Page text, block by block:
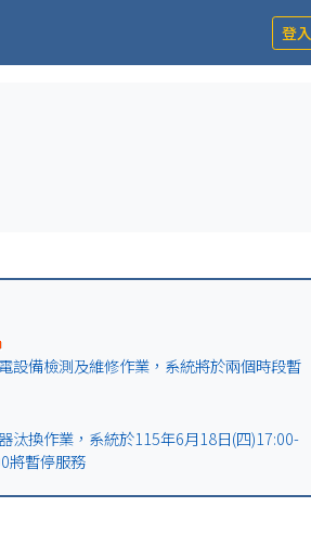
登入
設備檢測及維修作業，系統將於兩個時段暫
汰換作業，系統於115年6月18日(四)17:00-
將暫停服務